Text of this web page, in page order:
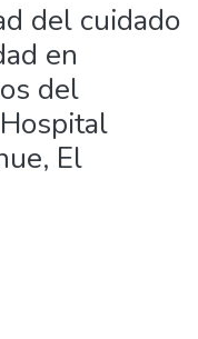
del cuidado
en
del
El